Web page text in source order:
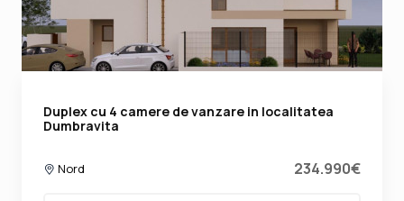
Duplex cu 4 camere de vanzare in localitatea
Dumbravita
Nord 234.990€